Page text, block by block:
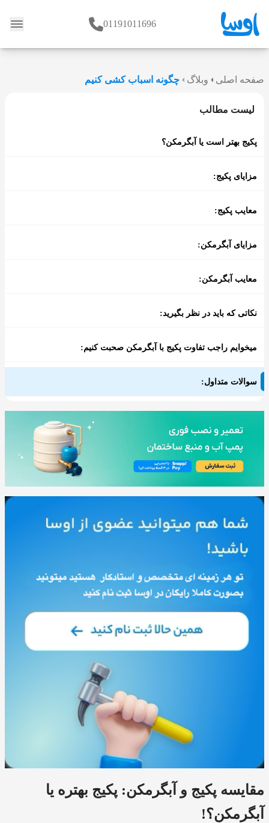
وبلاگ 01191011696
صفحه اصلی وبلاگ چگونه اسباب کشی کنیم
مقایسه پکیج و آبگرمکن: پکیج بهتره یا
آبگرمکن؟!
لیست مطالب
پکیج بهتر است یا آبگرمکن؟
مزایای پکیج:
معایب پکیج:
مزایای آبگرمکن:
معایب آبگرمکن:
نکاتی که باید در نظر بگیرید:
میخوایم راجب تفاوت پکیج با آبگرمکن صحبت کنیم:
سوالات متداول: